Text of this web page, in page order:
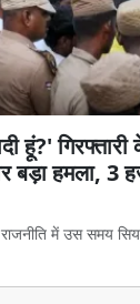
हूं?'
बड़ा हमला, 3
में उस समय